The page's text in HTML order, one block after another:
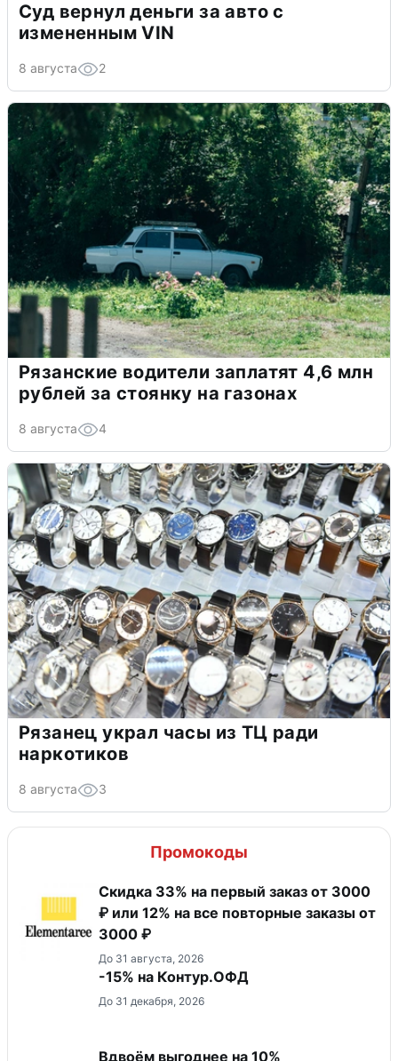
Суд вернул деньги за авто с
измененным VIN
8 августа 2
Рязанские водители заплатят 4,6 млн
рублей за стоянку на газонах
8 августа 4
Рязанец украл часы из ТЦ ради
наркотиков
8 августа 3
Промокоды
Скидка 33% на первый заказ от 3000
₽ или 12% на все повторные заказы от
3000 ₽
До 31 августа, 2026
-15% на Контур.ОФД
До 31 декабря, 2026
Вдвоём выгоднее на 10%